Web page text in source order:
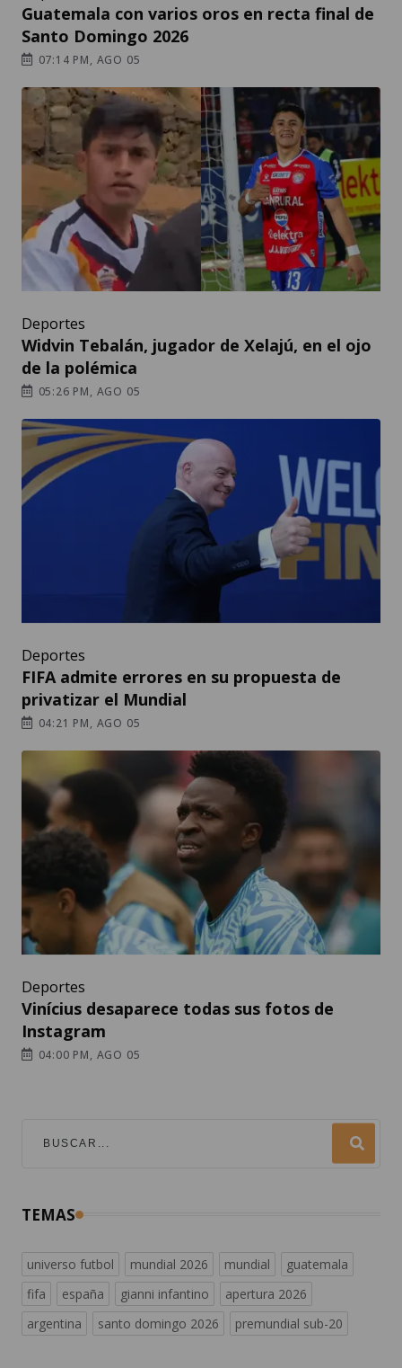
Guatemala con varios oros en recta final de
Santo Domingo 2026
07:14 PM, AGO 05
Deportes
Widvin Tebalán, jugador de Xelajú, en el ojo
de la polémica
05:26 PM, AGO 05
Deportes
FIFA admite errores en su propuesta de
privatizar el Mundial
04:21 PM, AGO 05
Deportes
Vinícius desaparece todas sus fotos de
Instagram
04:00 PM, AGO 05
TEMAS
universo futbol mundial 2026 mundial
guatemala
fifa
españa gianni infantino
apertura 2026
argentina
santo domingo 2026 premundial sub-20